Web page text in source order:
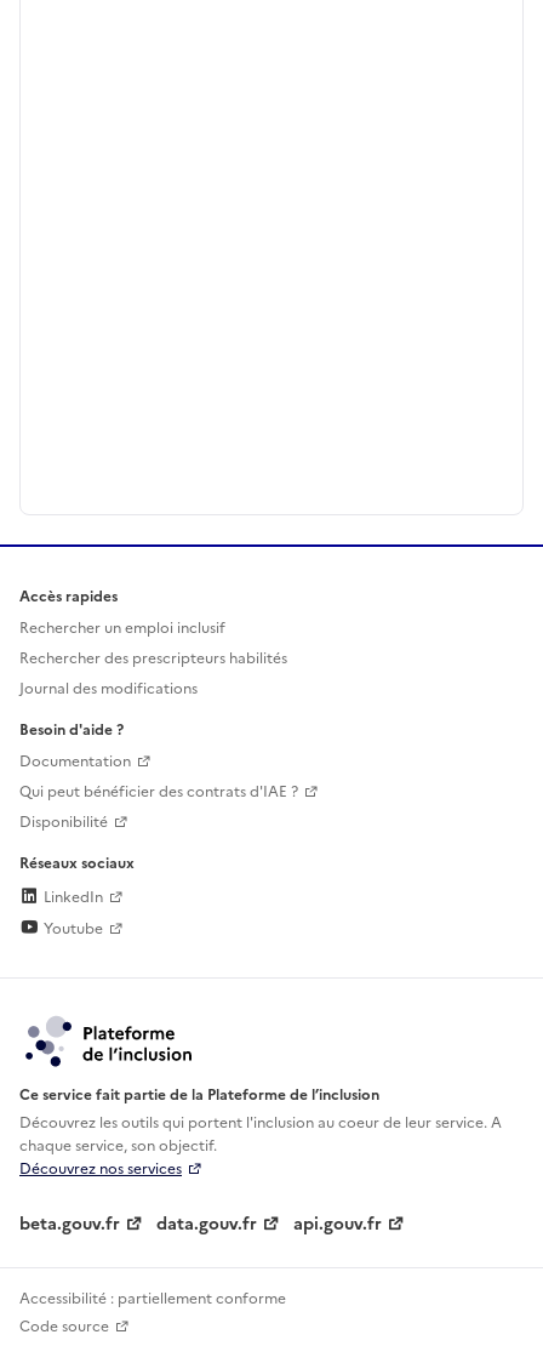
Accès rapides
Rechercher un emploi inclusif
Rechercher des prescripteurs habilités
Journal des modifications
Besoin d'aide ?
Documentation
Qui peut bénéficier des contrats d'IAE ?
Disponibilité
Réseaux sociaux
LinkedIn
Youtube
Ce service fait partie de la Plateforme de l’inclusion
Découvrez les outils qui portent l'inclusion aucoeur de leur service. A
chaque service, son objectif.
Découvrez nos services
beta.gouv.fr data.gouv.fr api.gouv.fr
Accessibilité : partiellement conforme
Code source